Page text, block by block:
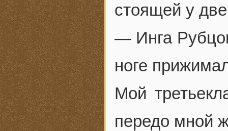
стоящей у
— Инга
ноге
Мой
передо мной